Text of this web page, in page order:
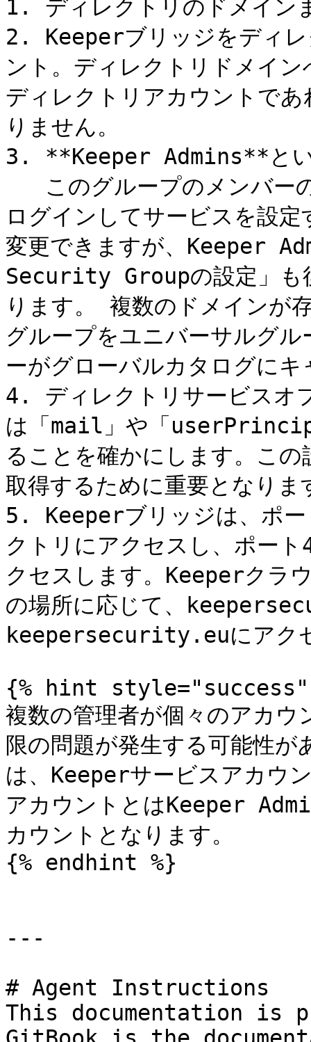
1. ディレクトリのドメイン
2. Keeperブリッジをディレ
ント。ディレクトリドメイ
ディレクトリアカウントで
りません。
3. **Keeper Admins**とい
ログインしてサービスを設
変更できますが、Keeper
Security Groupの設定」も
ります。 複数のドメインが
グループをユニバーサルグ
ーがグローバルカタログに
4. ディレクトリサービスオ
は「mail」や「
ることを確かにします。こ
取得するために重要となりま
5. Keeperブリッジは、ポー
クトリにアクセスし、ポー
クセスします。Keeperクラ
の場所に応じて、
keepersecurity.euにアク
{% hint style="success"
複数の管理者が個々のアカ
限の問題が発生する可能性
は、Keeperサービスアカウ
アカウントとはKeeper
カウントとなります。
{% endhint %}
---
# Agent Instructions
This documentation is